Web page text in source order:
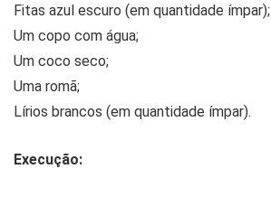
Fitas azul escuro (em quantidade ímpar);
Um copo com água;
Um coco seco;
Uma romã;
Lírios brancos (em quantidade ímpar).
Execução: